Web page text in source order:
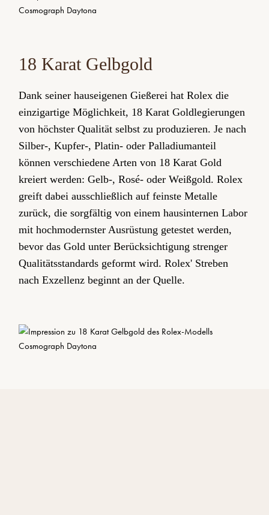
18 Karat Gelbgold
Dank seiner hauseigenen Gießerei hat Rolex die
einzigartige Möglichkeit, 18 Karat Gold­legierungen
von höchster Qualität selbst zu produzieren. Je nach
Silber-, Kupfer-, Platin- oder Palladium­anteil
können verschiedene Arten von 18 Karat Gold
kreiert werden: Gelb-, Rosé- oder Weißgold. Rolex
greift dabei ausschließlich auf feinste Metalle
zurück, die sorgfältig von einem hausinternen Labor
mit hochmodernster Ausrüstung getestet werden,
bevor das Gold unter Berücksichtigung strenger
Qualitäts­standards geformt wird. Rolex' Streben
nach Exzellenz beginnt an der Quelle.